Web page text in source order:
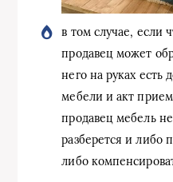
в том случае, если
продавец может
него на руках есть
мебели и акт
продавец мебель
разберется и либо
либо